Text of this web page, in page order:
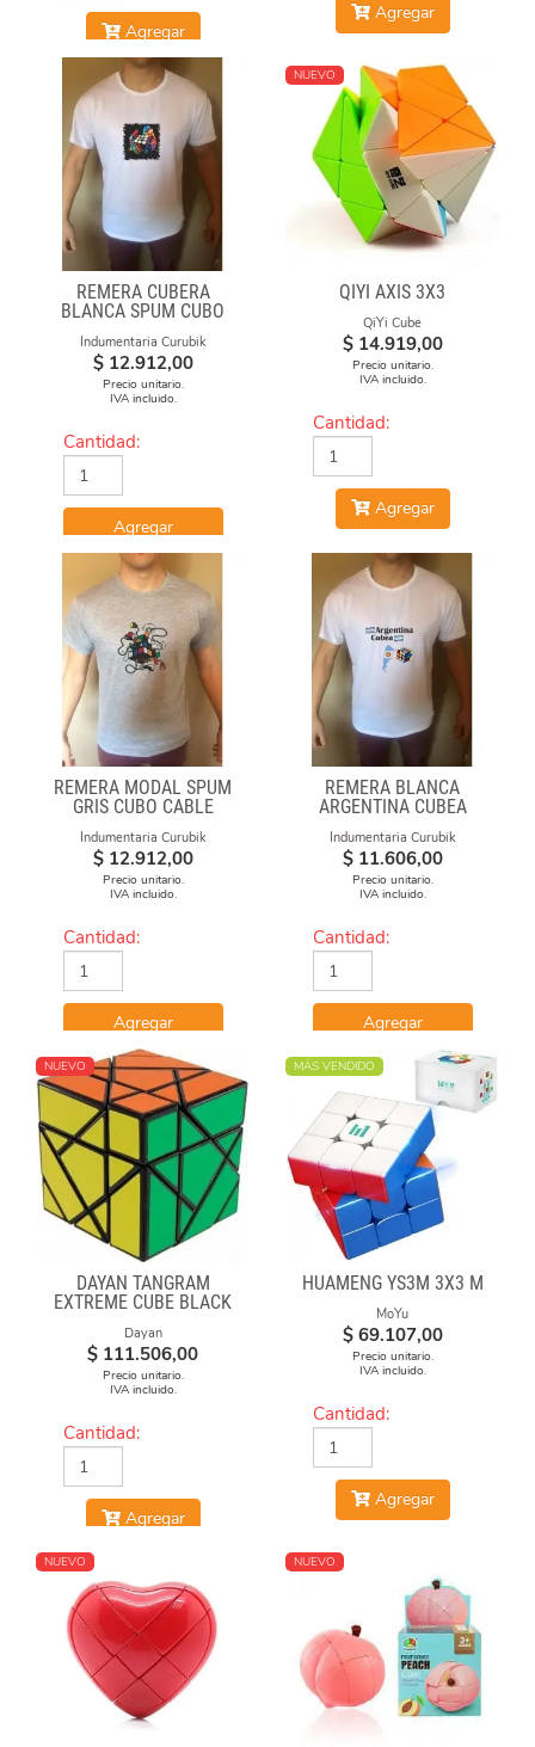
Agregar
Agregar
REMERA CUBERA
BLANCA SPUM CUBO
Indumentaria Curubik
$ 12.912,00
Precio unitario.
IVA incluido.
Cantidad:
Agregar
NUEVO
QIYI AXIS 3X3
QiYi Cube
$ 14.919,00
Precio unitario.
IVA incluido.
Cantidad:
Agregar
REMERA MODAL SPUM
GRIS CUBO CABLE
Indumentaria Curubik
$ 12.912,00
Precio unitario.
IVA incluido.
Cantidad:
Agregar
REMERA BLANCA
ARGENTINA CUBEA
Indumentaria Curubik
$ 11.606,00
Precio unitario.
IVA incluido.
Cantidad:
Agregar
NUEVO
DAYAN TANGRAM
EXTREME CUBE BLACK
Dayan
$ 111.506,00
Precio unitario.
IVA incluido.
Cantidad:
Agregar
MÁS VENDIDO
HUAMENG YS3M 3X3 M
MoYu
$ 69.107,00
Precio unitario.
IVA incluido.
Cantidad:
Agregar
NUEVO NUEVO